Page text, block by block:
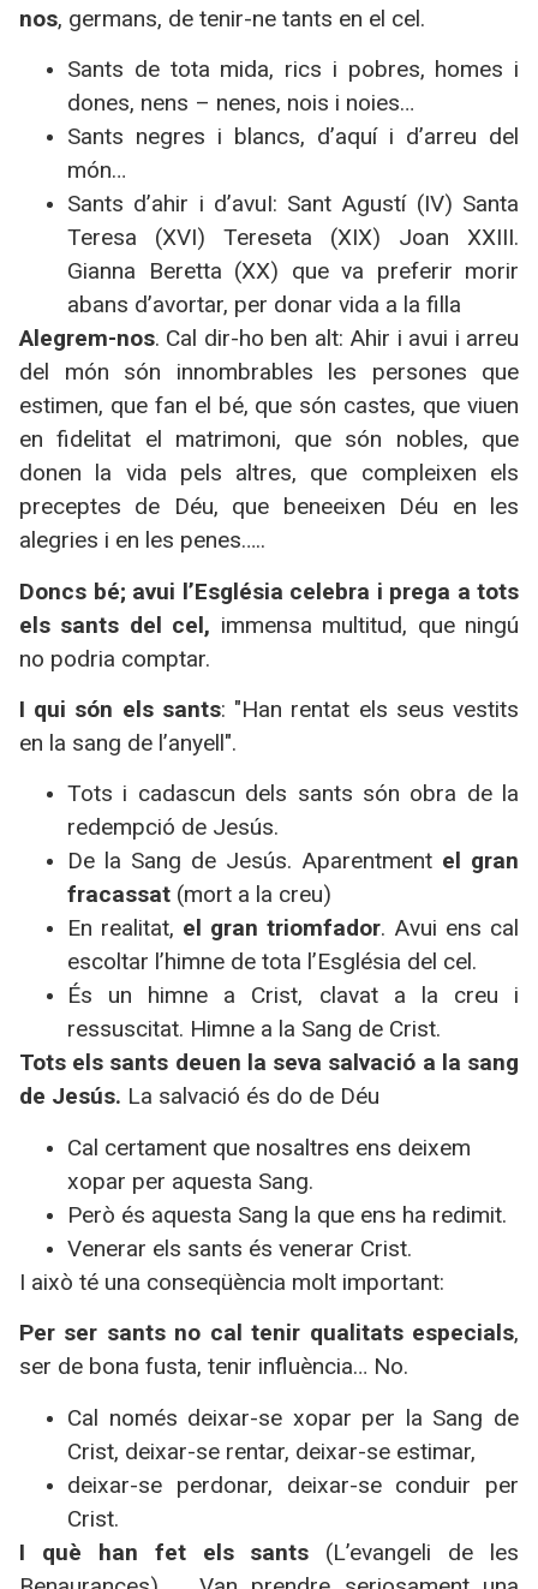
nos, germans, de tenir-ne tants en el cel.
Sants de tota mida, rics i pobres, homes i
dones, nens – nenes, nois i noies…
Sants negres i blancs, d’aquí i d’arreu del
món…
Sants d’ahir i d’avuI: Sant Agustí (IV) Santa
Teresa (XVI) Tereseta (XIX) Joan XXIII.
Gianna Beretta (XX) que va preferir morir
abans d’avortar, per donar vida a la filla
Alegrem-nos. Cal dir-ho ben alt: Ahir i avui i arreu
del món són innombrables les persones que
estimen, que fan el bé, que són castes, que viuen
en fidelitat el matrimoni, que són nobles, que
donen la vida pels altres, que compleixen els
preceptes de Déu, que beneeixen Déu en les
alegries i en les penes…..
Doncs bé; avui l’Església celebra i prega a tots
els sants del cel, immensa multitud, que ningú
no podria comptar.
I qui són els sants: "Han rentat els seus vestits
en la sang de l’anyell".
Tots i cadascun dels sants són obra de la
redempció de Jesús.
De la Sang de Jesús. Aparentment el gran
fracassat (mort a la creu)
En realitat, el gran triomfador. Avui ens cal
escoltar l’himne de tota l’Església del cel.
És un himne a Crist, clavat a la creu i
ressuscitat. Himne a la Sang de Crist.
Tots els sants deuen la seva salvació a la sang
de Jesús. La salvació és do de Déu
Cal certament que nosaltres ens deixem
xopar per aquesta Sang.
Però és aquesta Sang la que ens ha redimit.
Venerar els sants és venerar Crist.
I això té una conseqüència molt important:
Per ser sants no cal tenir qualitats especials,
ser de bona fusta, tenir influència… No.
Cal només deixar-se xopar per la Sang de
Crist, deixar-se rentar, deixar-se estimar,
deixar-se perdonar, deixar-se conduir per
Crist.
I què han fet els sants (L’evangeli de les